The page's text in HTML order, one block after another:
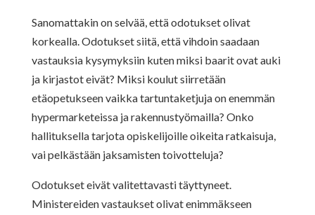
Sanomattakin on selvää, että odotukset olivat
korkealla. Odotukset siitä, että vihdoin saadaan
vastauksia kysymyksiin kuten miksi baarit ovat auki
ja kirjastot eivät? Miksi koulut siirretään
etäopetukseen vaikka tartuntaketjuja on enemmän
hypermarketeissa ja rakennustyömailla? Onko
hallituksella tarjota opiskelijoille oikeita ratkaisuja,
vai pelkästään jaksamisten toivotteluja?
Odotukset eivät valitettavasti täyttyneet.
Ministereiden vastaukset olivat enimmäkseen